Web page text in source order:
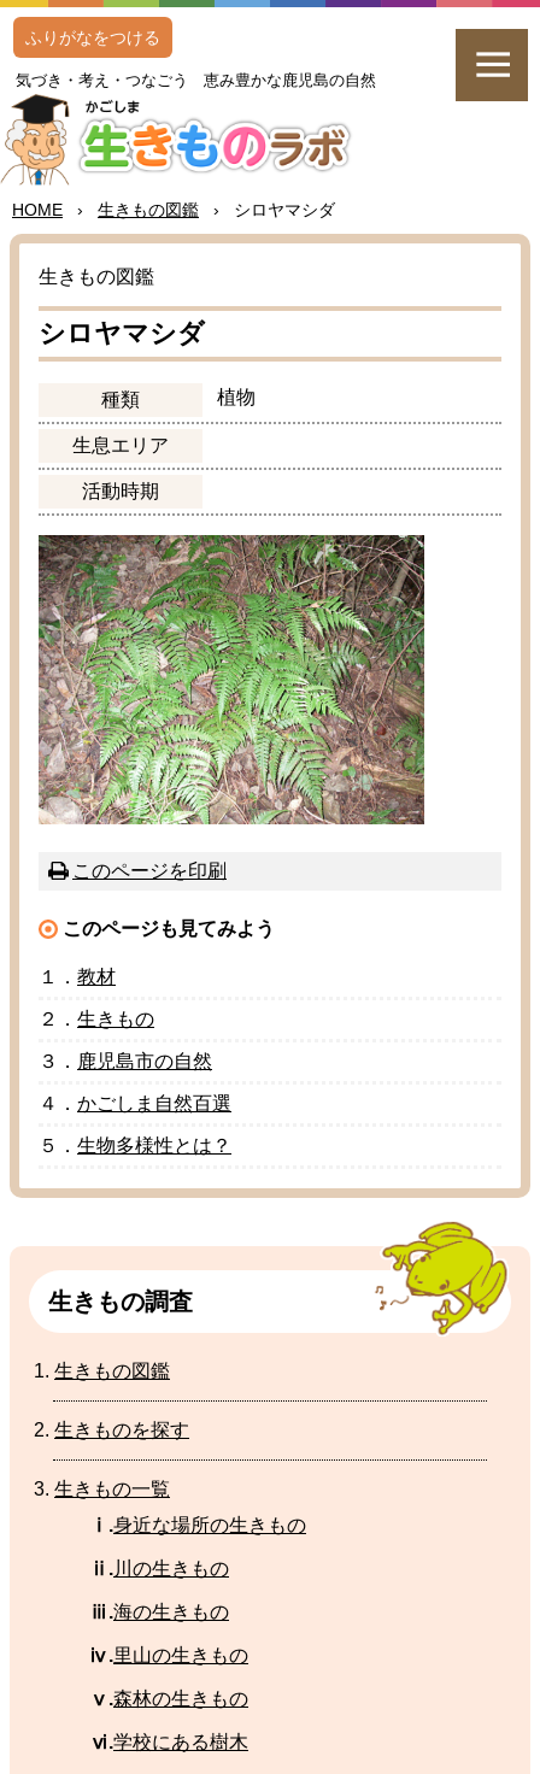
気づき・考え・つなごう恵み豊かな鹿児島の自然
ふりがなをつける
HOME › 生きもの図鑑 › シロヤマシダ
生きもの図鑑
シロヤマシダ
種類 植物
生息エリア
活動時期
このページを印刷
このページも 見てみよう
１． 教材
２． 生きもの
３． 鹿児島市の自然
４． かごしま 自然百選
５． 生物多様性とは？
生きもの調査
生きもの図鑑
生きものを探す
生きもの一覧
ⅰ.身近な場所の生きもの
ⅱ.川 の生きもの
ⅲ.海の生きもの
ⅳ.里山の生きもの
ⅴ.森林の生きもの
ⅵ.学校にある樹木